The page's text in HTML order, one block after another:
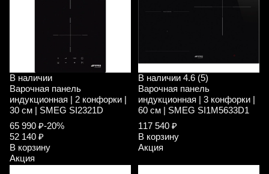
В наличии
Варочная панель
индукционная | 2 конфорки |
30 см | SMEG SI2321D
65 990 ₽-20%
52 140 ₽
В корзину
Акция
В наличии 4.6 (5)
Варочная панель
индукционная | 3 конфорки |
60 см | SMEG SI1M5633D1
117 540 ₽
В корзину
Акция